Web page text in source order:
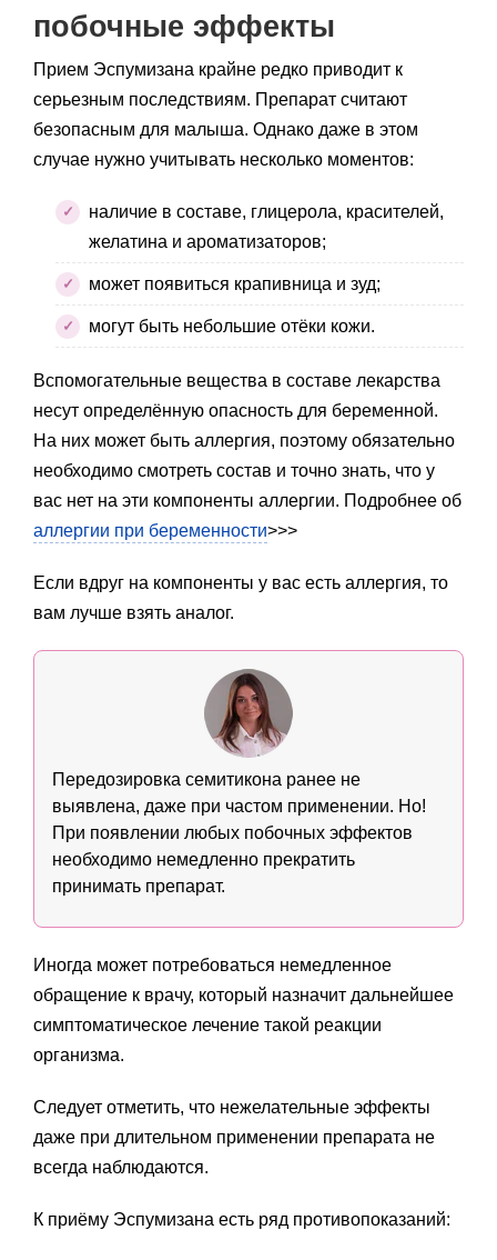
побочные эффекты
Прием Эспумизана крайне редко приводит к
серьезным последствиям. Препарат считают
безопасным для малыша. Однако даже в этом
случае нужно учитывать несколько моментов:
наличие в составе, глицерола, красителей,
желатина и ароматизаторов;
может появиться крапивница и зуд;
могут быть небольшие отёки кожи.
Вспомогательные вещества в составе лекарства
несут определённую опасность для беременной.
На них может быть аллергия, поэтому обязательно
необходимо смотреть состав и точно знать, что у
вас нет на эти компоненты аллергии. Подробнее об
аллергии при беременности>>>
Если вдруг на компоненты у вас есть аллергия, то
вам лучше взять аналог.
Передозировка семитикона ранее не
выявлена, даже при частом применении. Но!
При появлении любых побочных эффектов
необходимо немедленно прекратить
принимать препарат.
Иногда может потребоваться немедленное
обращение к врачу, который назначит дальнейшее
симптоматическое лечение такой реакции
организма.
Следует отметить, что нежелательные эффекты
даже при длительном применении препарата не
всегда наблюдаются.
К приёму Эспумизана есть ряд противопоказаний: